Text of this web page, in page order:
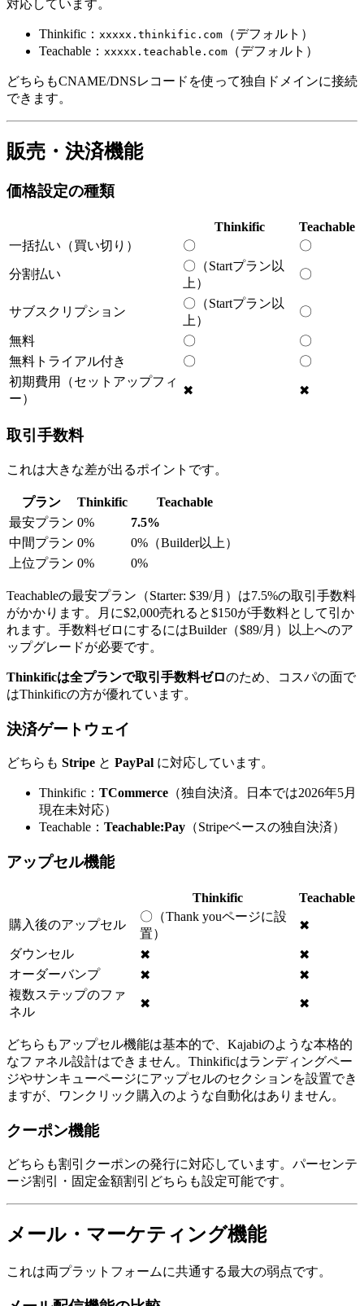
対応しています。
Thinkific： xxxxx.thinkific.com （デフォルト）
Teachable： xxxxx.teachable.com （デフォルト）
どちらもCNAME/DNSレコードを使って独自ドメインに接続
できます。
販売・決済機能
価格設定の種類
Thinkific
Teachable
一括払い（買い切り）
〇 〇
分割払い
〇（Startプラン以
上）
〇
サブスクリプション
〇（Startプラン以
上）
〇
無料 〇
〇
無料トライアル付き
〇
〇
初期費用（セットアップフィ
ー）
✖ ✖
取引手数料
これは大きな差が出るポイントです。
プラン Thinkific
Teachable
最安プラン 0%
7.5%
中間プラン 0%
0%（Builder以上）
上位プラン 0% 0%
Teachableの最安プラン（Starter: $39/月）は7.5%の取引手数料
がかかります。月に$2,000売れると$150が手数料として引か
れます。手数料ゼロにするにはBuilder（$89/月）以上へのア
ップグレードが必要です。
Thinkificは全プランで取引手数料ゼロのため、コスパの面で
はThinkificの方が優れています。
決済ゲートウェイ
どちらも Stripe と PayPal に対応しています。
Thinkific： TCommerce （独自決済。日本では2026年5月
現在未対応）
Teachable： Teachable:Pay （Stripeベースの独自決済）
アップセル機能
Thinkific
Teachable
購入後のアップセル
〇（Thank youページに設
置）
✖
ダウンセル ✖
✖
オーダーバンプ
✖
✖
複数ステップのファ
ネル
✖ ✖
どちらもアップセル機能は基本的で、Kajabiのような本格的
なファネル設計はできません。Thinkificはランディングペー
ジやサンキューページにアップセルのセクションを設置でき
ますが、ワンクリック購入のような自動化はありません。
クーポン機能
どちらも割引クーポンの発行に対応しています。パーセンテ
ージ割引・固定金額割引どちらも設定可能です。
メール・マーケティング機能
これは両プラットフォームに共通する最大の弱点です。